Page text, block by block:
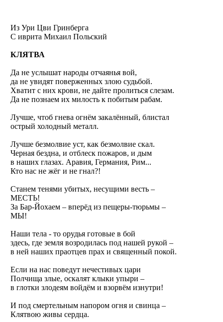
Из Ури Цви Гринберга
С иврита Михаил Польский
КЛЯТВА
Да не услышат народы отчаянья вой,
да не увидят поверженных злою судьбой.
Хватит с них крови, не дайте пролиться слезам.
Да не познаем их милость к побитым рабам.
Лучше, чтоб гнева огнём закалённый, блистал
острый холодный металл.
Лучше безмолвие уст, как безмолвие скал.
Черная бездна, и отблеск пожаров, и дым
в наших глазах. Аравия, Германия, Рим...
Кто нас не жёг и не гнал?!
Станем тенями убитых, несущими весть –
МЕСТЬ!
За Бар-Йохаем – вперёд из пещеры-тюрьмы –
МЫ!
Наши тела - то орудья готовые в бой
здесь, где земля возродилась под нашей рукой –
в ней наших праотцев прах и священный покой.
Если на нас поведут нечестивых цари
Полчища злые, оскалят клыки упыри –
в глотки злодеям войдём и взорвём изнутри!
И под смертельным напором огня и свинца –
Клятвою живы сердца.